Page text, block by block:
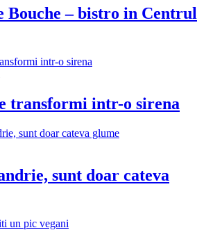
Bouche – bistro in Centrul
transformi intr-o sirena
sunt doar cateva